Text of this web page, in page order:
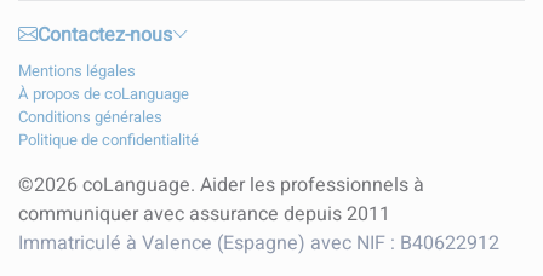
Contactez-nous
Mentions légales
À propos de coLanguage
Conditions générales
Politique de confidentialité
©2026 coLanguage. Aider les professionnels à
communiquer avec assurance depuis 2011
Immatriculé à Valence (Espagne) avec NIF : B40622912